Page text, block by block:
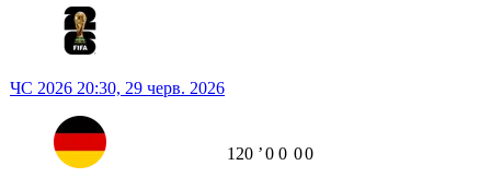
ЧС 2026 20:30, 29 черв. 2026
120 ʼ0 0 00